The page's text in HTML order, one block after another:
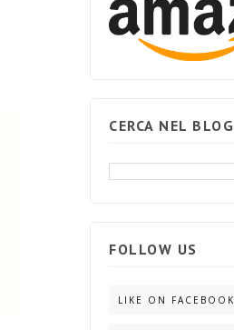
CERCA NEL BLOG
FOLLOW US
LIKE ON FACEBOOK